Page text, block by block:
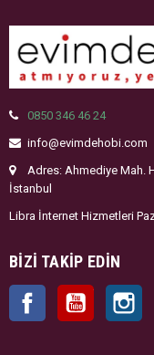
0850 346 46 24
info@evimdehobi.com
Adres: Ahmediye Mah.
İstanbul
Libra İnternet Hizmetleri
BIZI TAKIP EDIN
Facebook YouTube